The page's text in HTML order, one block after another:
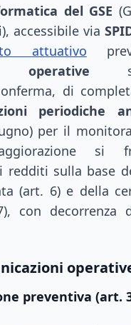
del GSE
accessibile via
attuativo
operative
di
periodiche
per il
si
redditi sulla base
(art. 6) e della
con decorrenza
preventiva (art.